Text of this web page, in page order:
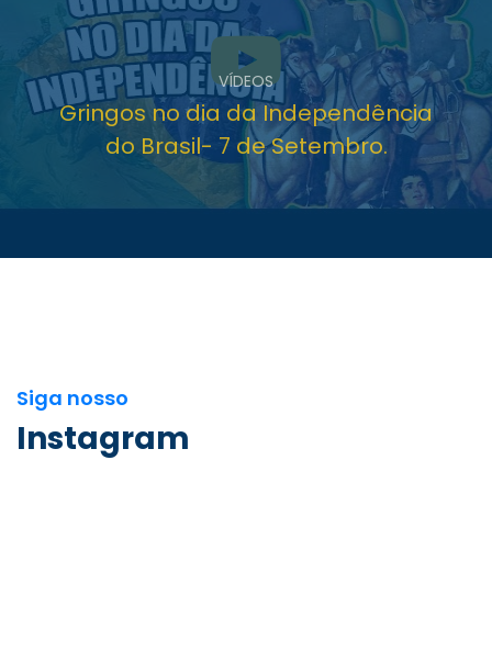
VÍDEOS
Gringos no dia da Independência
do Brasil- 7 de Setembro.
Siga nosso
Instagram